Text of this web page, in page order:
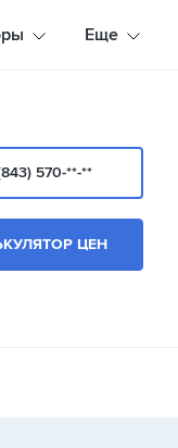
Еще
570-**-**
ЦЕН